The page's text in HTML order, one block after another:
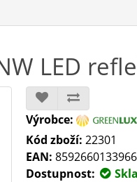
LED
Výrobce:
Kód zboží: 22301
EAN: 8592660133966
Dostupnost: